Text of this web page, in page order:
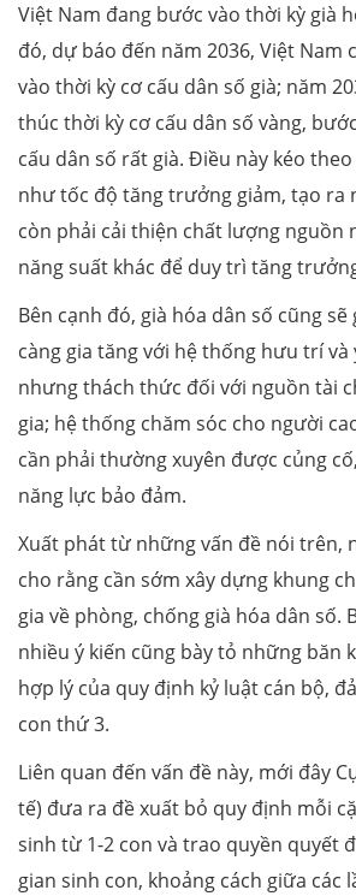
Việt Nam đang bước vào thời kỳ già
đó, dự báo đến năm 2036, Việt Nam
vào thời kỳ cơ cấu dân số già; năm
thúc thời kỳ cơ cấu dân số vàng,
cấu dân số rất già. Điều này kéo
như tốc độ tăng trưởng giảm, tạo ra
còn phải cải thiện chất lượng nguồn
năng suất khác để duy trì tăng
Bên cạnh đó, già hóa dân số cũng sẽ
càng gia tăng với hệ thống hưu trí và
nhưng thách thức đối với nguồn tài
gia; hệ thống chăm sóc cho người
cần phải thường xuyên được củng
năng lực bảo đảm.
Xuất phát từ những vấn đề nói trên,
cho rằng cần sớm xây dựng khung
gia về phòng, chống già hóa dân số.
nhiều ý kiến cũng bày tỏ những băn
hợp lý của quy định kỷ luật cán bộ,
con thứ 3.
Liên quan đến vấn đề này, mới đây
tế) đưa ra đề xuất bỏ quy định mỗi
sinh từ 1-2 con và trao quyền quyết
gian sinh con, khoảng cách giữa các